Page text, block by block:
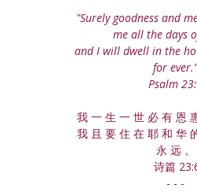
"Surely goodness and
me all the days
and I will dwell in the
for
Psalm
我 一 生 一 世 必 有 恩
我 且 要 住 在 耶 和 华
永 远 。
诗篇
- - -